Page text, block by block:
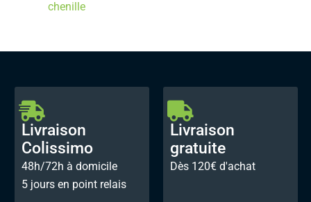
chenille
Livraison
Colissimo
48h/72h à domicile
5 jours en point relais
Livraison
gratuite
Dès 120€ d'achat